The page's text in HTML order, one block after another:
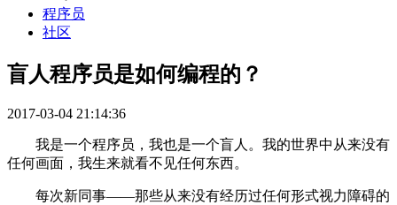
程序员
社区
盲人程序员是如何编程的？
2017-03-04 21:14:36
我是一个程序员，我也是一个盲人。我的世界中从来没有
任何画面，我生来就看不见任何东西。
每次新同事——那些从来没有经历过任何形式视力障碍的